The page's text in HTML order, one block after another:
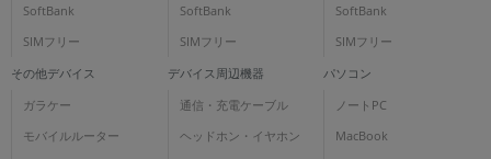
SoftBank
SIMフリー
SoftBank
SIMフリー
SoftBank
SIMフリー
その他デバイス
ガラケー
モバイルルーター
デバイス周辺機器
通信・充電ケーブル
ヘッドホン・イヤホン
パソコン
ノートPC
MacBook